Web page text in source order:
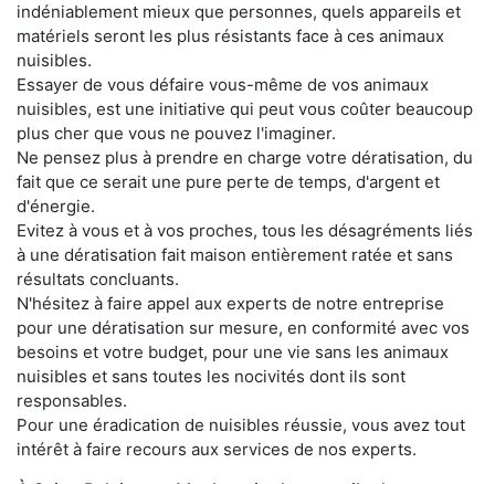
indéniablement mieux que personnes, quels appareils et
matériels seront les plus résistants face à ces animaux
nuisibles.
Essayer de vous défaire vous-même de vos animaux
nuisibles, est une initiative qui peut vous coûter beaucoup
plus cher que vous ne pouvez l'imaginer.
Ne pensez plus à prendre en charge votre dératisation, du
fait que ce serait une pure perte de temps, d'argent et
d'énergie.
Evitez à vous et à vos proches, tous les désagréments liés
à une dératisation fait maison entièrement ratée et sans
résultats concluants.
N'hésitez à faire appel aux experts de notre entreprise
pour une dératisation sur mesure, en conformité avec vos
besoins et votre budget, pour une vie sans les animaux
nuisibles et sans toutes les nocivités dont ils sont
responsables.
Pour une éradication de nuisibles réussie, vous avez tout
intérêt à faire recours aux services de nos experts.